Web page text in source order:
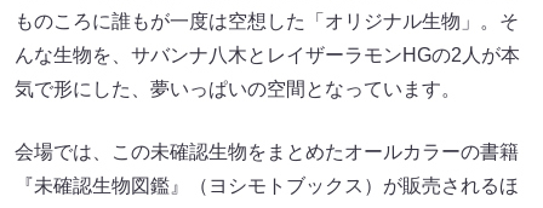
ものころに誰もが一度は空想した「オリジナル生物」。そ
んな生物を、サバンナ八木とレイザーラモンHGの2人が本
気で形にした、夢いっぱいの空間となっています。
会場では、この未確認生物をまとめたオールカラーの書籍
『未確認生物図鑑』（ヨシモトブックス）が販売されるほ